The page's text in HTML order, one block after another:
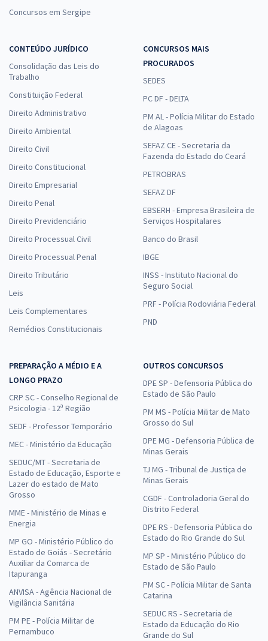
Concursos em Sergipe
CONTEÚDO JURÍDICO
Consolidação das Leis do
Trabalho
Constituição Federal
Direito Administrativo
Direito Ambiental
Direito Civil
Direito Constitucional
Direito Empresarial
Direito Penal
Direito Previdenciário
Direito Processual Civil
Direito Processual Penal
Direito Tributário
Leis
Leis Complementares
Remédios Constitucionais
CONCURSOS MAIS
PROCURADOS
SEDES
PC DF - DELTA
PM AL - Polícia Militar do Estado
de Alagoas
SEFAZ CE - Secretaria da
Fazenda do Estado do Ceará
PETROBRAS
SEFAZ DF
EBSERH - Empresa Brasileira de
Serviços Hospitalares
Banco do Brasil
IBGE
INSS - Instituto Nacional do
Seguro Social
PRF - Polícia Rodoviária Federal
PND
PREPARAÇÃO A MÉDIO E A
LONGO PRAZO
CRP SC - Conselho Regional de
Psicologia - 12ª Região
SEDF - Professor Temporário
MEC - Ministério da Educação
SEDUC/MT - Secretaria de
Estado de Educação, Esporte e
Lazer do estado de Mato
Grosso
MME - Ministério de Minas e
Energia
MP GO - Ministério Público do
Estado de Goiás - Secretário
Auxiliar da Comarca de
Itapuranga
ANVISA - Agência Nacional de
Vigilância Sanitária
PM PE - Polícia Militar de
Pernambuco
OUTROS CONCURSOS
DPE SP - Defensoria Pública do
Estado de São Paulo
PM MS - Polícia Militar de Mato
Grosso do Sul
DPE MG - Defensoria Pública de
Minas Gerais
TJ MG - Tribunal de Justiça de
Minas Gerais
CGDF - Controladoria Geral do
Distrito Federal
DPE RS - Defensoria Pública do
Estado do Rio Grande do Sul
MP SP - Ministério Público do
Estado de São Paulo
PM SC - Polícia Militar de Santa
Catarina
SEDUC RS - Secretaria de
Estado da Educação do Rio
Grande do Sul